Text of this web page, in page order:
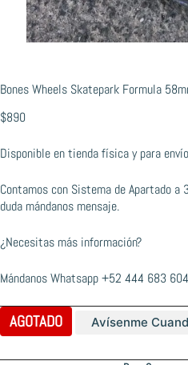
Bones Wheels Skatepark Formula
$890
Disponible en tienda física y para
Contamos con Sistema de Apartado
duda mándanos mensaje.
¿Necesitas más información?
Mándanos Whatsapp+52 444 683
AGOTADO Avísenme